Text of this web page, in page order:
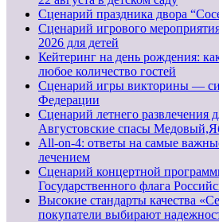
Сценарий праздника двора
Сценарий игрового
2026 для детей
Кейтеринг на день рождения:
любое количество гостей
Сценарий игры викторины —
Федерации
Сценарий летнего развлечения
Августовские спасы
All-on-4: ответы на самые
лечением
Сценарий концертной
Государственного флага
Высокие стандарты качества
покупатели выбирают